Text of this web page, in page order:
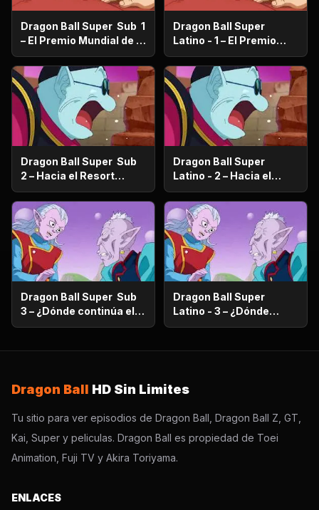
Dragon Ball Super Sub 1
– El Premio Mundial de la
Paz ¿Quién se quedará
con los 100 millones de
Zenis?
Dragon Ball Super
Latino - 1 – El Premio
Mundial de la Paz
¿Quién se quedará con
los 100 millones de
Zenis?
Dragon Ball Super Sub
2 – Hacia el Resort
prometido ¿Vegeta se va
de viaje familiar?
Dragon Ball Super
Latino - 2 – Hacia el
Resort prometido
¿Vegeta se va de viaje
familiar?
Dragon Ball Super Sub
3 – ¿Dónde continúa el
sueño? ¡Encuentra al
Dragon Ball Super
Latino - 3 – ¿Dónde
continúa el sueño?
Saiyajin Dios!
Dragon Ball HD Sin Limites
Tu sitio para ver episodios de Dragon Ball, Dragon Ball Z, GT,
Kai, Super y peliculas. Dragon Ball es propiedad de Toei
Animation, Fuji TV y Akira Toriyama.
ENLACES